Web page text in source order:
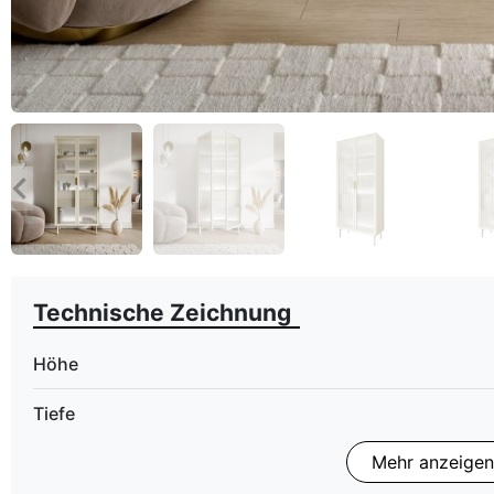
Zurück
Technische Zeichnung
Höhe
Tiefe
Mehr anzeigen